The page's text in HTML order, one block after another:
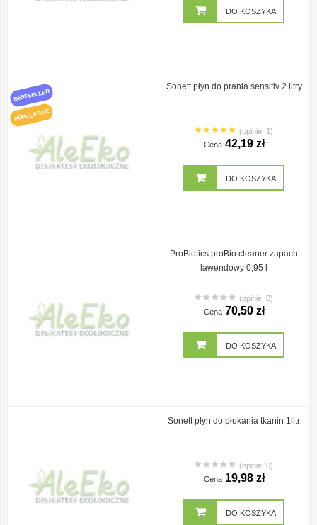
DO KOSZYKA
BESTSELLER
POPULARNE
Sonett płyn do prania sensitiv 2 litry
(opinie: 1)
Cena 42,19 zł
DO KOSZYKA
ProBiotics proBio cleaner zapach
lawendowy 0,95 l
(opinie: 0)
Cena 70,50 zł
DO KOSZYKA
Sonett płyn do płukania tkanin 1litr
(opinie: 0)
Cena 19,98 zł
DO KOSZYKA